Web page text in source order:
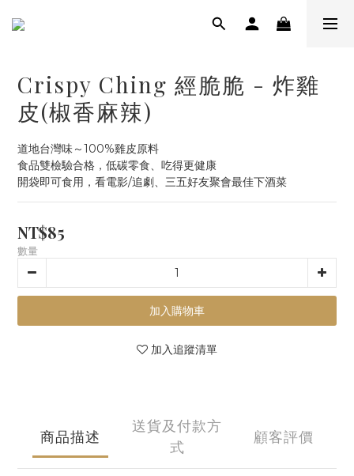
Crispy Ching 經脆脆 - 炸雞
皮(椒香麻辣)
道地台灣味～100%雞皮原料
食品雙檢驗合格，低碳零食、吃得更健康
開袋即可食用，看電影/追劇、三五好友聚會最佳下酒菜
NT$85
數量
加入購物車
加入追蹤清單
商品描述
送貨及付款方
式
顧客評價